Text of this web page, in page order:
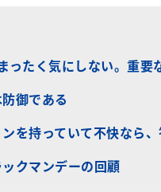
ったく気にしない。重要
御である
を持っていて不快なら
クマンデーの回顧